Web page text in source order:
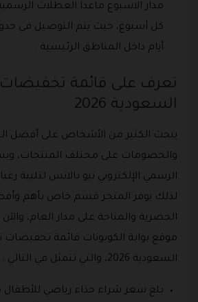
مدار الاسبوع ماعدا العطلات
كل أسبوع، حيث يتم التوصيل في
أيام داخل المناطق الرئيسية .
تعرف على قائمة تخفيضات
السعودية 2026
يبحث الكثير من الأشخاص على أفضل
والخصومات على مختلف المنتجات،
الرسمي الإلكتروني نيو بالانس لتلبية
لذلك يوفر المتجر قسم خاص بأهم
الحصرية والمتاحة على مدار العام،
موقع بوابة الكوبونات قائمة تخفيضات
السعودية 2026، والتي تتمثل في التالي :
بلغ سعر شراء حذاء رياضي للأطفال